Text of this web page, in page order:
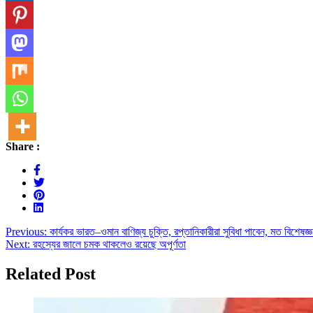
Share :
Post
navigation
Previous: কার্যকর ভারত–ওমান বাণিজ্য চুক্তি, রপ্তানিকারীরা সুবিধা পাবেন, মত
Next: রহস্যের জালে চমক থাকলেও রয়েছে অপূর্ণতা
Related Post